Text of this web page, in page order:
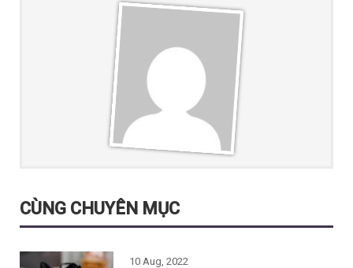
CÙNG CHUYÊN MỤC
10 Aug, 2022